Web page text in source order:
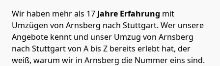
Wir haben mehr als 17 Jahre Erfahrung mit
Umzügen von Arnsberg nach Stuttgart. Wer unsere
Angebote kennt und unser Umzug von Arnsberg
nach Stuttgart von A bis Z bereits erlebt hat, der
weiß, warum wir in Arnsberg die Nummer eins sind.